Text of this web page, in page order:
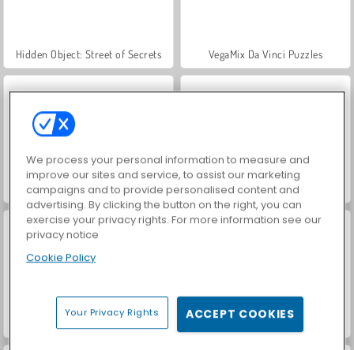
Hidden Object: Street of Secrets VegaMix Da Vinci Puzzles
ASMR Makeover & Makeup Studio World War 2 Shooter
We process your personal information to measure and
improve our sites and service, to assist our marketing
campaigns and to provide personalised content and
advertising. By clicking the button on the right, you can
exercise your privacy rights. For more information see our
privacy notice
Cookie Policy
Your Privacy Rights ACCEPT COOKIES